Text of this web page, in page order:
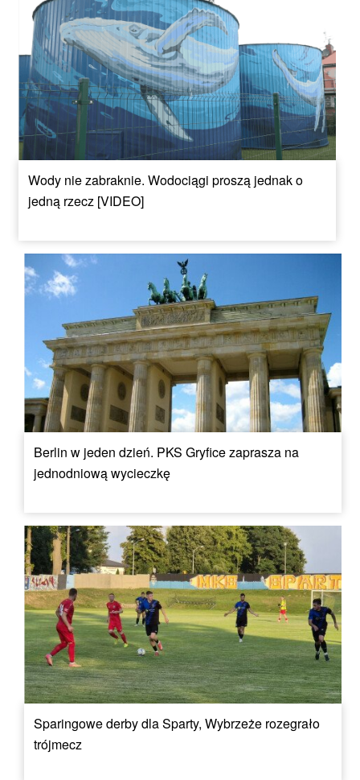
Wody nie zabraknie. Wodociągi proszą jednak o
jedną rzecz [VIDEO]
Berlin w jeden dzień. PKS Gryfice zaprasza na
jednodniową wycieczkę
Sparingowe derby dla Sparty, Wybrzeże rozegrało
trójmecz